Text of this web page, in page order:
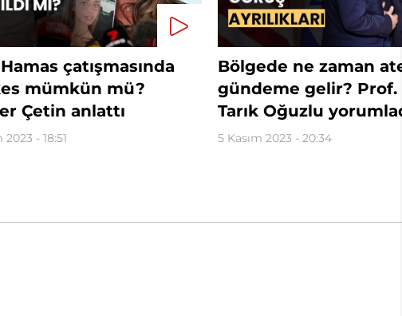
çatışmasında
mümkün mü?
Çetin anlattı
2023 - 18:51
Bölgede ne zaman
gündeme gelir? Prof.
Tarık Oğuzlu
5 Kasım 2023 - 20:34